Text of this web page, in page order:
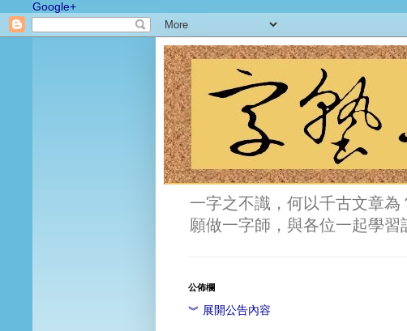
Google+
一字之不識，何以千古文章
願做一字師，與各位一起學習
公佈欄
︾ 展開公告內容